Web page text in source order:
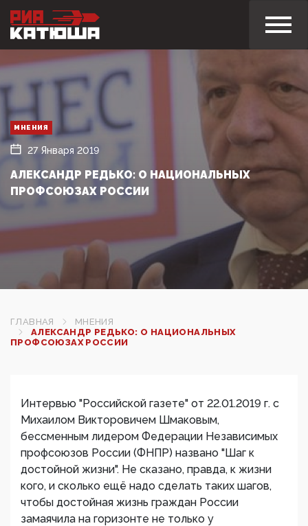
МНЕНИЯ
27 Января 2019
АЛЕКСАНДР РЕДЬКО: О НАЦИОНАЛЬНЫХ
ПРОФСОЮЗАХ РОССИИ
ГЛАВНАЯ
МНЕНИЯ
АЛЕКСАНДР РЕДЬКО: О НАЦИОНАЛЬНЫХ
ПРОФСОЮЗАХ РОССИИ
Интервью "Российской газете" от 22.01.2019 г. с
Михаилом Викторовичем Шмаковым,
бессменным лидером Федерации Независимых
профсоюзов России (ФНПР) названо "Шаг к
достойной жизни". Не сказано, правда, к жизни
кого, и сколько ещё надо сделать таких шагов,
чтобы достойная жизнь граждан России
замаячила на горизонте не только у